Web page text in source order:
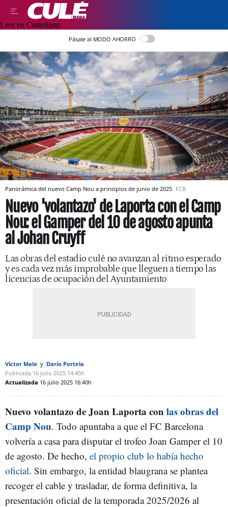
Leer en Castellano
Pásate al MODO AHORRO
Panorámica del nuevo Camp Nou a principios de junio de 2025 FCB
Nuevo 'volantazo' de Laporta con el Camp
Nou: el Gamper del 10 de agosto apunta
al Johan Cruyff
Las obras del estadio culé no avanzan al ritmo esperado
y es cada vez más improbable que lleguen a tiempo las
licencias de ocupación del Ayuntamiento
Víctor Malo
Darío Portela
Publicada 16 julio 2025 14:45h
Actualizada 16 julio 2025 16:40h
Nuevo volantazo de Joan Laporta conlas obras del
Camp Nou. Todo apuntaba a que el FC Barcelona
volvería a casa para disputar el trofeo Joan Gamper el 10
de agosto. De hecho, el propio club lo había hecho
oficial. Sin embargo, la entidad blaugrana se plantea
recoger el cable y trasladar, de forma definitiva, la
presentación oficial de la temporada 2025/2026 al